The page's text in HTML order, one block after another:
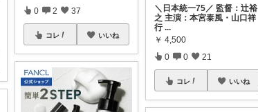
0 2 37
コレ いいね
＼日本統一75／ 監督：辻裕
之 主演：本宮泰風・山口祥
行...
￥ 4,500
0 0 21
コレ いいね